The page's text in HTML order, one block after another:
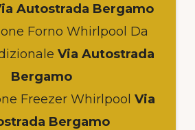
Autostrada Bergamo
Forno Whirlpool Da
Via Autostrada
Bergamo
Freezer Whirlpool Via
Bergamo